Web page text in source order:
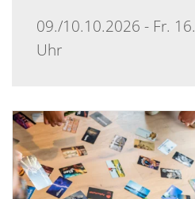
09./10.10.2026 - Fr.
Uhr